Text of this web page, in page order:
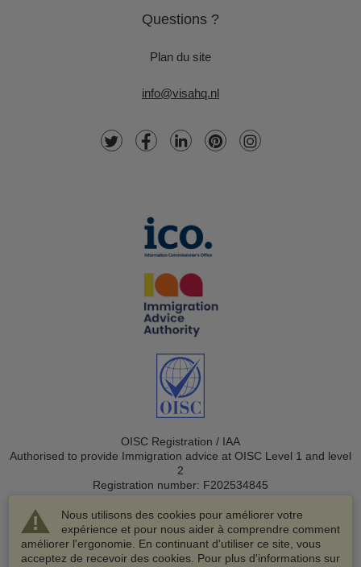
Nous utilisons des cookies pour améliorer votre
expérience et pour nous aider à comprendre comment
améliorer l'ergonomie. En continuant d'utiliser ce site, vous
acceptez de recevoir des cookies. Pour plus d'informations sur
Questions ?
Plan du site
info@visahq.nl
OISC Registration / IAA
Authorised to provide Immigration advice at OISC Level 1 and level
2
Registration number: F202534845